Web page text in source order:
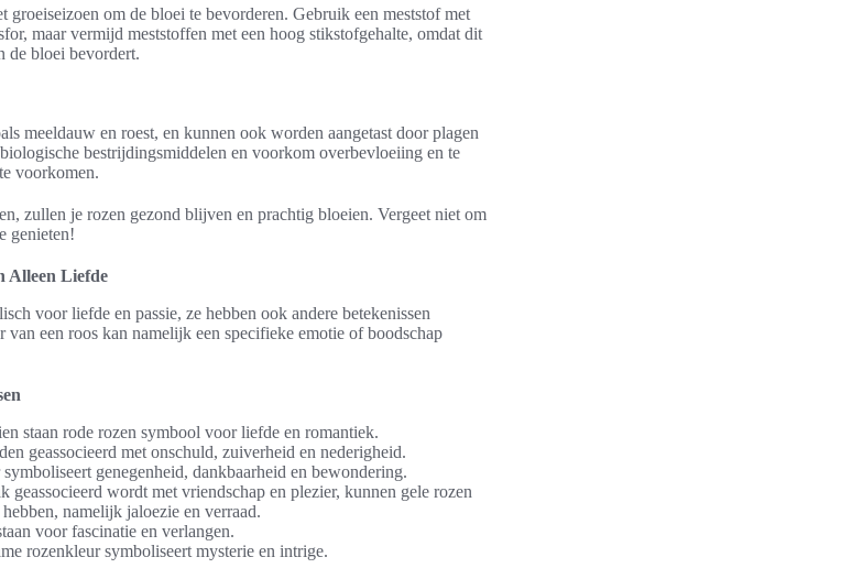
groeiseizoen om de bloei te bevorderen. Gebruik een meststof met
maar vermijd meststoffen met een hoog stikstofgehalte, omdat dit
de bloei bevordert.
meeldauw en roest, en kunnen ook worden aangetast door plagen
bestrijdingsmiddelen en voorkom overbevloeiing en te
voorkomen.
zullen je rozen gezond blijven en prachtig bloeien. Vergeet niet om
genieten!
Alleen Liefde
voor liefde en passie, ze hebben ook andere betekenissen
een roos kan namelijk een specifieke emotie of boodschap
staan rode rozen symbool voor liefde en romantiek.
geassocieerd met onschuld, zuiverheid en nederigheid.
genegenheid, dankbaarheid en bewondering.
geassocieerd wordt met vriendschap en plezier, kunnen gele rozen
namelijk jaloezie en verraad.
voor fascinatie en verlangen.
rozenkleur symboliseert mysterie en intrige.